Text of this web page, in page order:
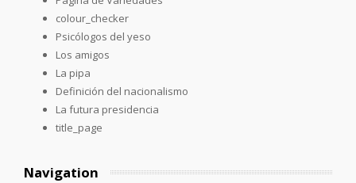
colour_checker
Psicólogos del yeso
Los amigos
La pipa
Definición del nacionalismo
La futura presidencia
title_page
Navigation